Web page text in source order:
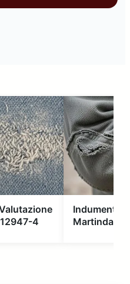
12947-4
Indumenti
Martindale